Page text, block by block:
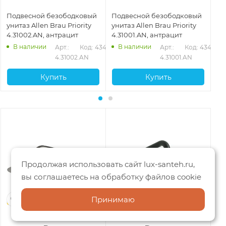
Подвесной безободковый
унитаз Allen Brau Priority
4.31002.AN, антрацит
В наличии
Арт.:
4.31002.AN
Код: 43407
Купить
Подвесной безободковый
унитаз Allen Brau Priority
4.31001.AN, антрацит
В наличии
Арт.:
4.31001.AN
Код: 43405
Купить
Германия
Продолжая использовать сайт lux-santeh.ru,
вы соглашаетесь на обработку файлов cookie
Принимаю